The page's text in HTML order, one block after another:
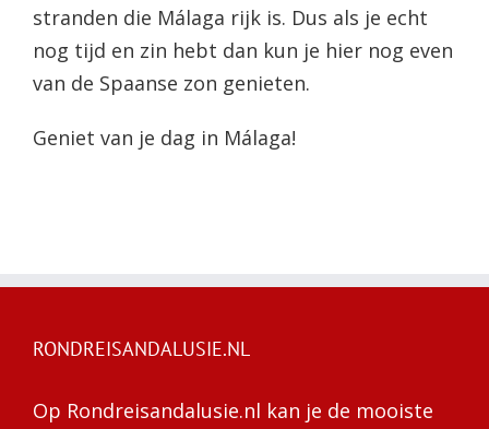
stranden die Málaga rijk is. Dus als je echt
nog tijd en zin hebt dan kun je hier nog even
van de Spaanse zon genieten.
Geniet van je dag in Málaga!
RONDREISANDALUSIE.NL
Op Rondreisandalusie.nl kan je de mooiste